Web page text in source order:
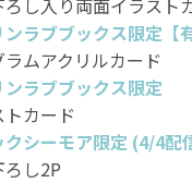
ラブブックス限定【
ムアクリルカード
ラブブックス限定
カード
シーモア限定 (4/4配
し2P